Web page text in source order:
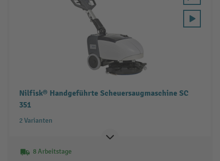
Nilfisk® Handgeführte Scheuersaugmaschine SC
351
2 Varianten
8 Arbeitstage